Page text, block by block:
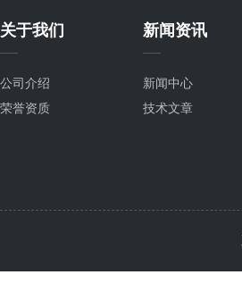
关于我们
公司介绍
荣誉资质
新闻资讯
新闻中心
技术文章